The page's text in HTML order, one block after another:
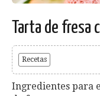
Tarta de fresa
Recetas
Ingredientes para